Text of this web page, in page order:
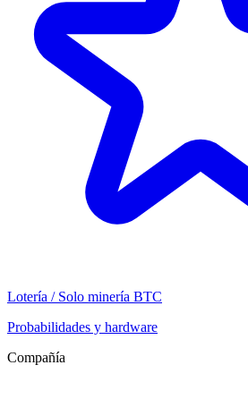
Lotería / Solo minería BTC
Probabilidades y hardware
Compañía